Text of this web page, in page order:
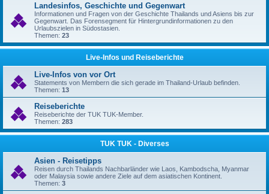
Landesinfos, Geschichte und Gegenwart
Informationen und Fragen von der Geschichte Thailands und Asiens bis zur
Gegenwart. Das Forensegment für Hintergrundinformationen zu den
Urlaubszielen in Südostasien.
Themen: 23
Live-Infos und Reiseberichte
Live-Infos von vor Ort
Statements von Membern die sich gerade im Thailand-Urlaub befinden.
Themen: 13
Reiseberichte
Reiseberichte der TUK TUK-Member.
Themen: 283
TUK TUK - Diverses
Asien - Reisetipps
Reisen durch Thailands Nachbarländer wie Laos, Kambodscha, Myanmar
oder Malaysia sowie andere Ziele auf dem asiatischen Kontinent.
Themen: 3